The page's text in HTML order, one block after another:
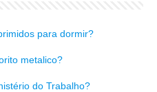
para dormir?
metalico?
do Trabalho?